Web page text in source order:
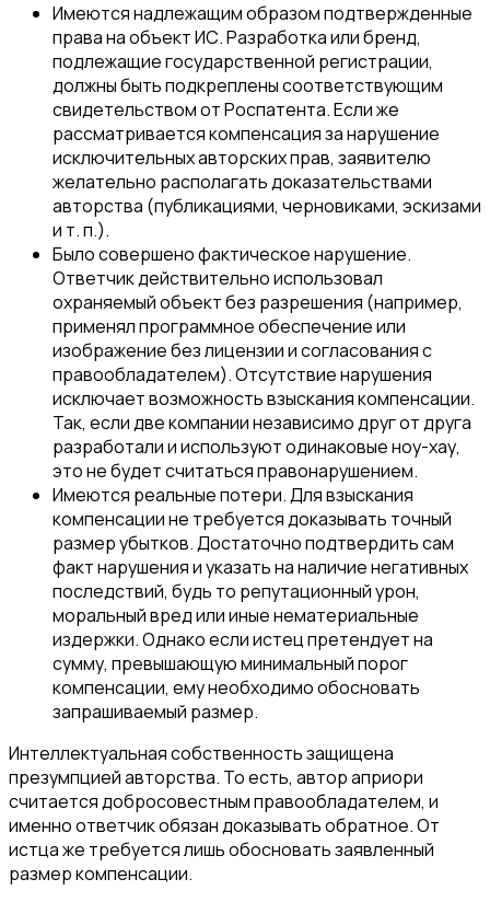
Имеются надлежащим образом подтвержденные
права на объект ИС. Разработка или бренд,
подлежащие государственной регистрации,
должны быть подкреплены соответствующим
свидетельством от Роспатента. Если же
рассматривается компенсация за нарушение
исключительных авторских прав, заявителю
желательно располагать доказательствами
авторства (публикациями, черновиками, эскизами
и т. п.).
Было совершено фактическое нарушение.
Ответчик действительно использовал
охраняемый объект без разрешения (например,
применял программное обеспечение или
изображение без лицензии и согласования с
правообладателем). Отсутствие нарушения
исключает возможность взыскания компенсации.
Так, если две компании независимо друг от друга
разработали и используют одинаковые ноу-хау,
это не будет считаться правонарушением.
Имеются реальные потери. Для взыскания
компенсации не требуется доказывать точный
размер убытков. Достаточно подтвердить сам
факт нарушения и указать на наличие негативных
последствий, будь то репутационный урон,
моральный вред или иные нематериальные
издержки. Однако если истец претендует на
сумму, превышающую минимальный порог
компенсации, ему необходимо обосновать
запрашиваемый размер.
Интеллектуальная собственность защищена
презумпцией авторства. То есть, автор априори
считается добросовестным правообладателем, и
именно ответчик обязан доказывать обратное. От
истца же требуется лишь обосновать заявленный
размер компенсации.